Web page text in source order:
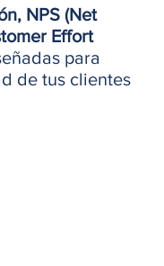
NPS (Net
Effort
para
de tus clientes